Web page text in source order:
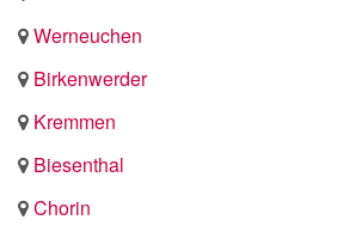
Werneuchen
Birkenwerder
Kremmen
Biesenthal
Chorin